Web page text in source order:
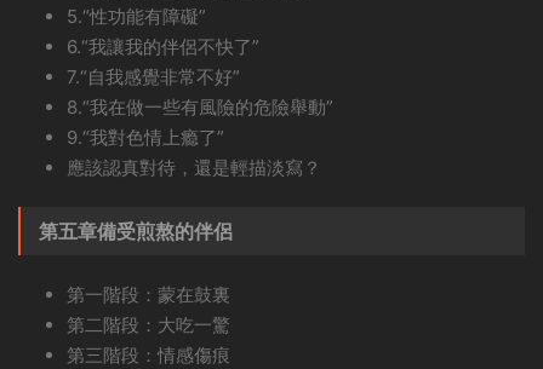
5.“性功能有障礙”
6.“我讓我的伴侶不快了”
7.“自我感覺非常不好”
8.“我在做一些有風險的危險舉動”
9.“我對色情上瘾了”
應該認真對待，還是輕描淡寫？
第五章備受煎熬的伴侶
第一階段：蒙在鼓裏
第二階段：大吃一驚
第三階段：情感傷痕